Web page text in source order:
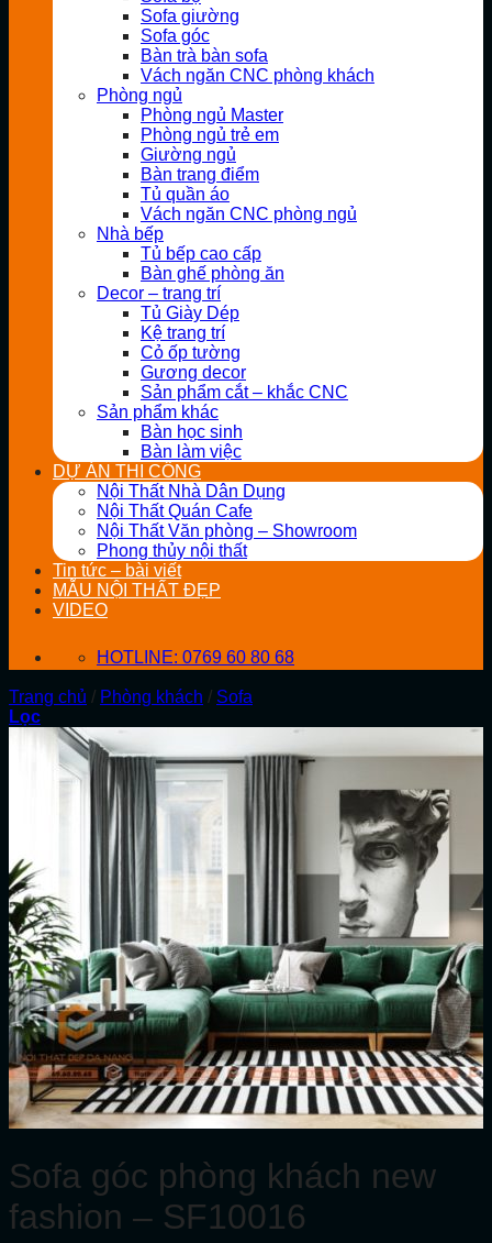
Sofa giường
Sofa góc
Bàn trà bàn sofa
Vách ngăn CNC phòng khách
Phòng ngủ
Phòng ngủ Master
Phòng ngủ trẻ em
Giường ngủ
Bàn trang điểm
Tủ quần áo
Vách ngăn CNC phòng ngủ
Nhà bếp
Tủ bếp cao cấp
Bàn ghế phòng ăn
Decor – trang trí
Tủ Giày Dép
Kệ trang trí
Cỏ ốp tường
Gương decor
Sản phẩm cắt – khắc CNC
Sản phẩm khác
Bàn học sinh
Bàn làm việc
DỰ ÁN THI CÔNG
Nội Thất Nhà Dân Dụng
Nội Thất Quán Cafe
Nội Thất Văn phòng – Showroom
Phong thủy nội thất
Tin tức – bài viết
MẪU NỘI THẤT ĐẸP
VIDEO
HOTLINE: 0769 60 80 68
Trang chủ / Phòng khách / Sofa
Lọc
Sofa góc phòng khách new
fashion – SF10016